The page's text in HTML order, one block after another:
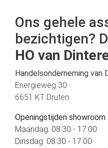
Ons gehele
bezichtigen?
HO van
Handelsonderneming van
Energieweg 30
6651 KT Druten
Openingstijden showroom
Maandag: 08:30 - 17:00
Dinsdag: 08:30 - 17:00